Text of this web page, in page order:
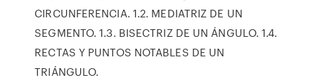
CIRCUNFERENCIA. 1.2. MEDIATRIZ DE UN
SEGMENTO. 1.3. BISECTRIZ DE UN ÁNGULO. 1.4.
RECTAS Y PUNTOS NOTABLES DE UN
TRIÁNGULO.